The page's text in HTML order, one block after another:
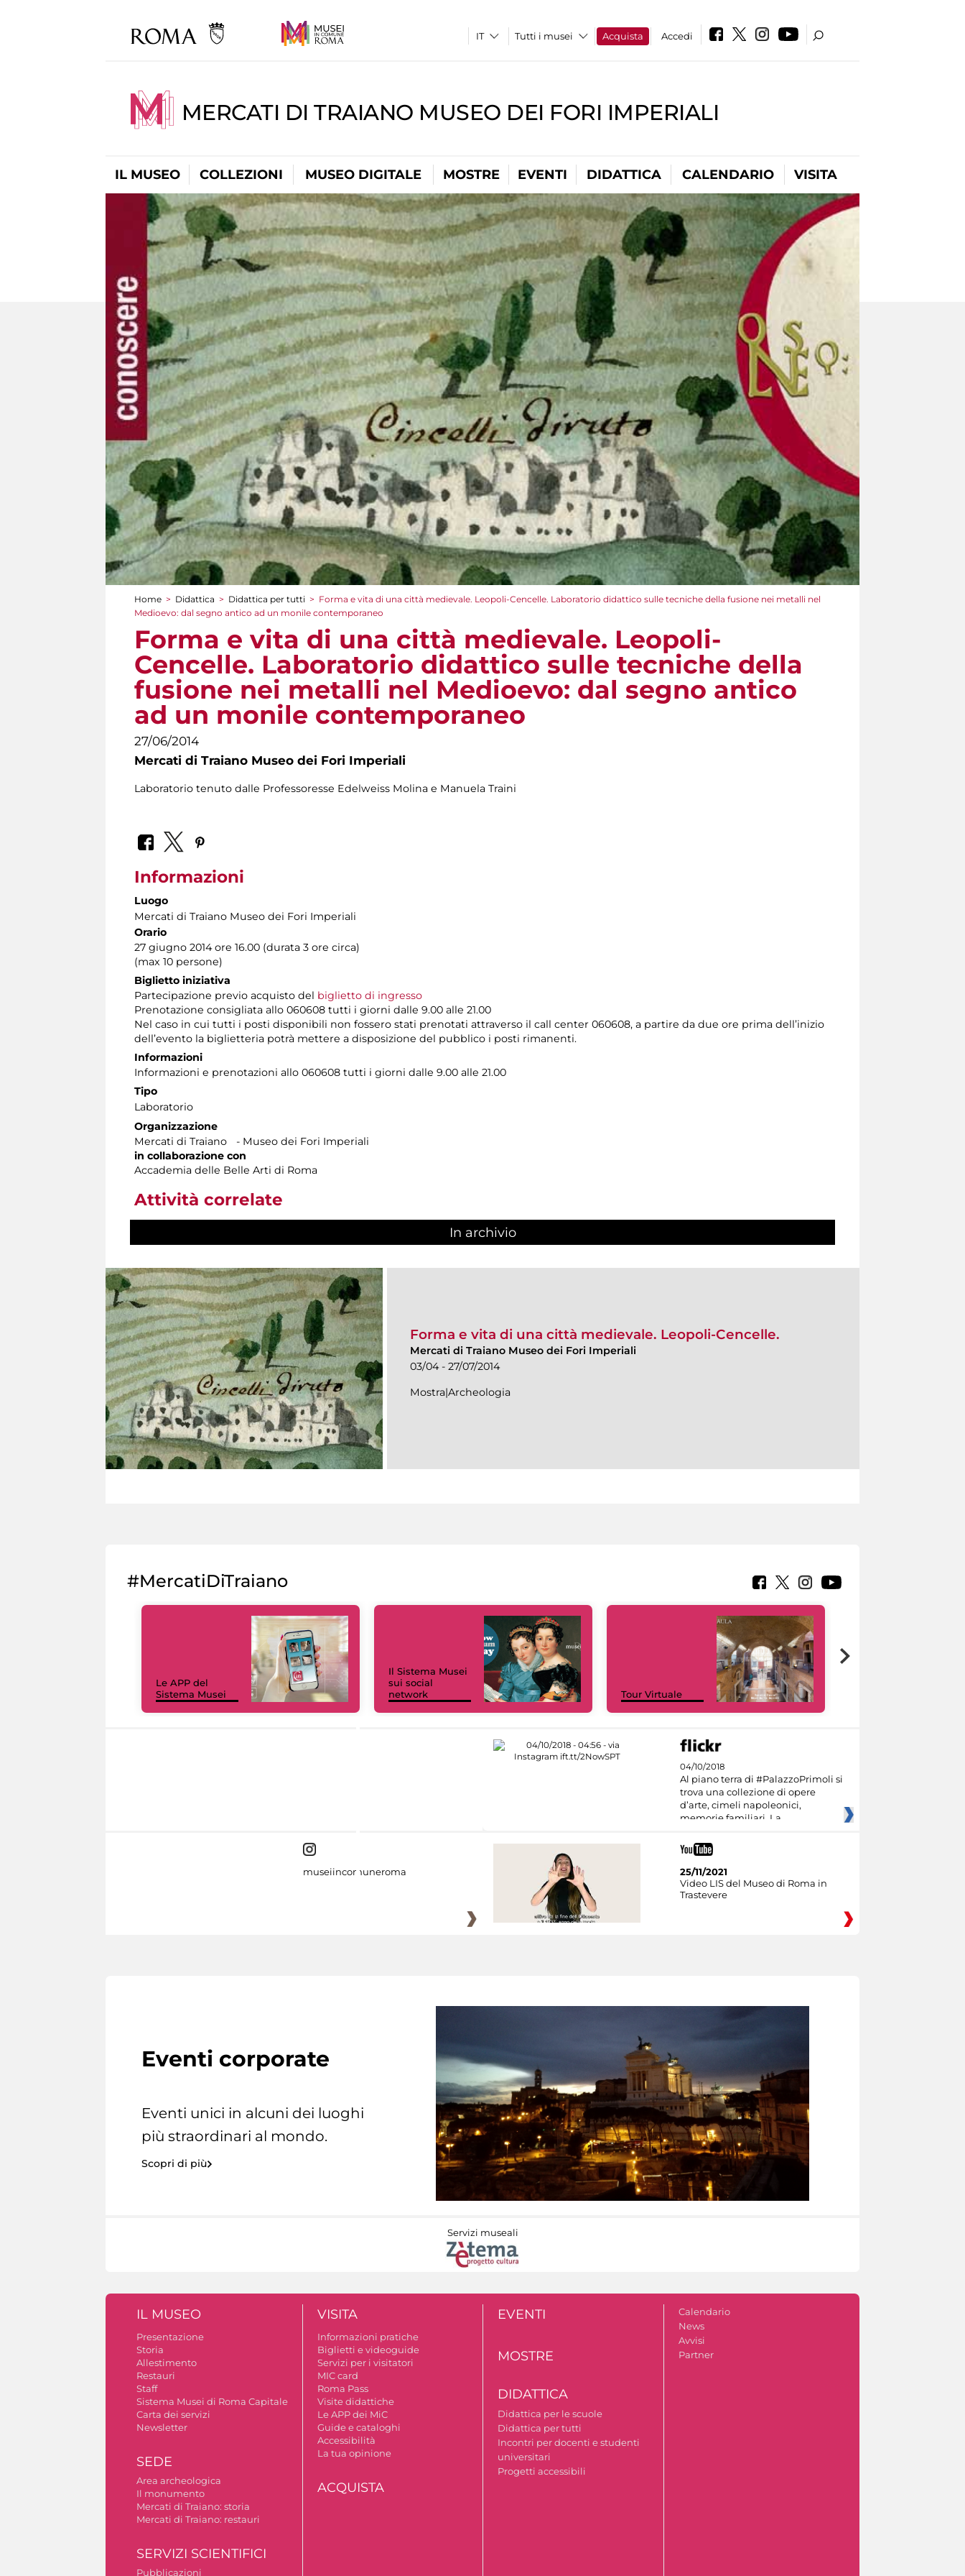
Tutti i musei Acquista Accedi
MERCATI DI TRAIANO MUSEO DEI FORI IMPERIALI
IL MUSEO COLLEZIONI MUSEO DIGITALE MOSTRE EVENTI DIDATTICA CALENDARIO VISITA
Tu sei qui
Home > Didattica > Didattica per tutti > Forma e vita di una città medievale. Leopoli-Cencelle. Laboratorio didattico sulle tecniche della fusione nei metalli nel
Medioevo: dal segno antico ad un monile contemporaneo
Forma e vita di una città medievale. Leopoli-
Cencelle. Laboratorio didattico sulle tecniche della
fusione nei metalli nel Medioevo: dal segno antico
ad un monile contemporaneo
27/06/2014
Mercati di Traiano Museo dei Fori Imperiali
Laboratorio tenuto dalle Professoresse Edelweiss Molina e Manuela Traini
Informazioni
Luogo
Mercati di Traiano Museo dei Fori Imperiali
Orario
27 giugno 2014 ore 16.00 (durata 3 ore circa)
(max 10 persone)
Biglietto iniziativa
Partecipazione previo acquisto del biglietto di ingresso
Prenotazione consigliata allo 060608 tutti i giorni dalle 9.00 alle 21.00
Nel caso in cui tutti i posti disponibili non fossero stati prenotati attraverso il call center 060608, a partire da due ore prima dell’inizio
dell’evento la biglietteria potrà mettere a disposizione del pubblico i posti rimanenti.
Informazioni
Informazioni e prenotazioni allo 060608 tutti i giorni dalle 9.00 alle 21.00
Tipo
Laboratorio
Organizzazione
Mercati di Traiano - Museo dei Fori Imperiali
in collaborazione con
Accademia delle Belle Arti di Roma
Attività correlate
In archivio
Forma e vita di una città medievale. Leopoli-Cencelle.
Mercati di Traiano Museo dei Fori Imperiali
03/04 - 27/07/2014
Mostra|Archeologia
#MercatiDiTraiano
Le APP del
Sistema Musei
Il Sistema Musei
sui social
network
Tour Virtuale
04/10/2018
Al piano terra di #PalazzoPrimoli si
trova una collezione di opere
d’arte, cimeli napoleonici,
memorie familiari. La
museiincomuneroma
25/11/2021
Video LIS del Museo di Roma in
Trastevere
Eventi corporate
Eventi unici in alcuni dei luoghi
più straordinari al mondo.
Scopri di più
Servizi museali
IL MUSEO
Presentazione
Storia
Allestimento
Restauri
Staff
Sistema Musei di Roma Capitale
Carta dei servizi
Newsletter
SEDE
Area archeologica
Il monumento
Mercati di Traiano: storia
Mercati di Traiano: restauri
SERVIZI SCIENTIFICI
Pubblicazioni
VISITA
Informazioni pratiche
Biglietti e videoguide
Servizi per i visitatori
MIC card
Roma Pass
Visite didattiche
Le APP dei MiC
Guide e cataloghi
Accessibilità
La tua opinione
ACQUISTA
EVENTI
MOSTRE
DIDATTICA
Didattica per le scuole
Didattica per tutti
Incontri per docenti e studenti
universitari
Progetti accessibili
Calendario
News
Avvisi
Partner